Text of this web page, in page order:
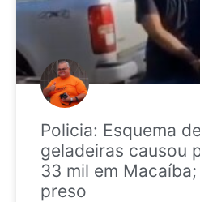
Policia: Esquema
geladeiras causou
33 mil em
preso